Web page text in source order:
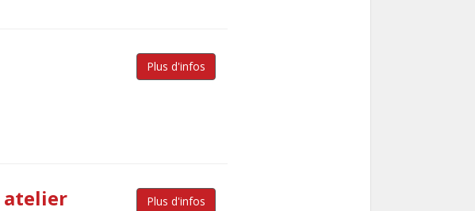
Plus d'infos
atelier Plus d'infos